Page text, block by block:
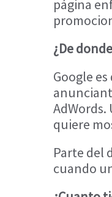
página
¿De
Google
quiere
Parte del
cuando